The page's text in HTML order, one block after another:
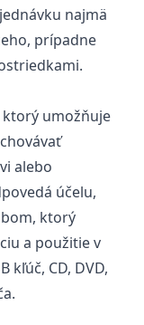
najmä
prípadne
umožňuje
alebo
účelu,
ktorý
a použitie v
kľúč, CD, DVD,